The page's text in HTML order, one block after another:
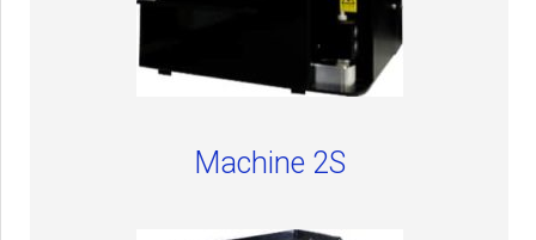
Machine 2S